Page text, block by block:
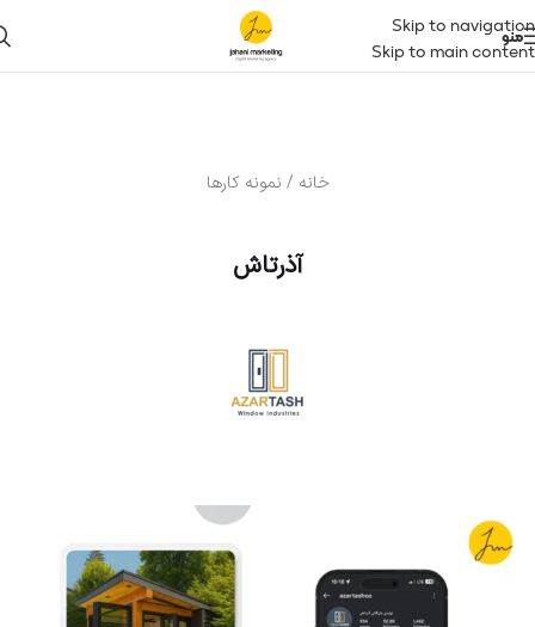
Skip to navigation
Skip to main content
منو
خانه / نمونه کارها
آذرتاش